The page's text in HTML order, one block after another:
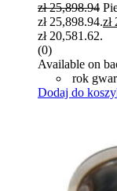
zł25,898.94
zł 25,898.94.zł
zł 20,581.62.
(0)
Available on
rok
Dodaj do